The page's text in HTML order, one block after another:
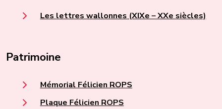
Les lettres wallonnes (XIXe – XXe siècles)
Patrimoine
Mémorial Félicien ROPS
Plaque Félicien ROPS